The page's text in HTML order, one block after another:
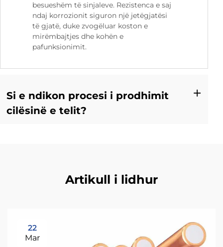
besueshëm të sinjaleve. Rezistenca e saj
ndaj korrozionit siguron një jetëgjatësi
të gjatë, duke zvogëluar koston e
mirëmbajtjes dhe kohën e
pafunksionimit.
Si e ndikon procesi i prodhimit
cilësinë e telit?
Artikull i lidhur
22
Mar